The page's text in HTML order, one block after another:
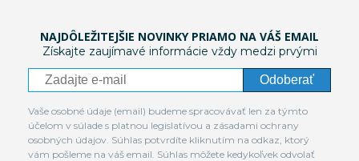
NAJDÔLEŽITEJŠIE NOVINKY PRIAMO NA VÁŠ EMAIL
Získajte zaujímavé informácie vždy medzi prvými
Odoberať
Vaše osobné údaje (email) budeme spracovávať len za týmto
účelom v súlade s platnou legislatívou a zásadami ochrany
osobných údajov. Súhlas potvrdíte kliknutím na odkaz, ktorý
vám pošleme na váš email. Súhlas môžete kedykoľvek odvolať